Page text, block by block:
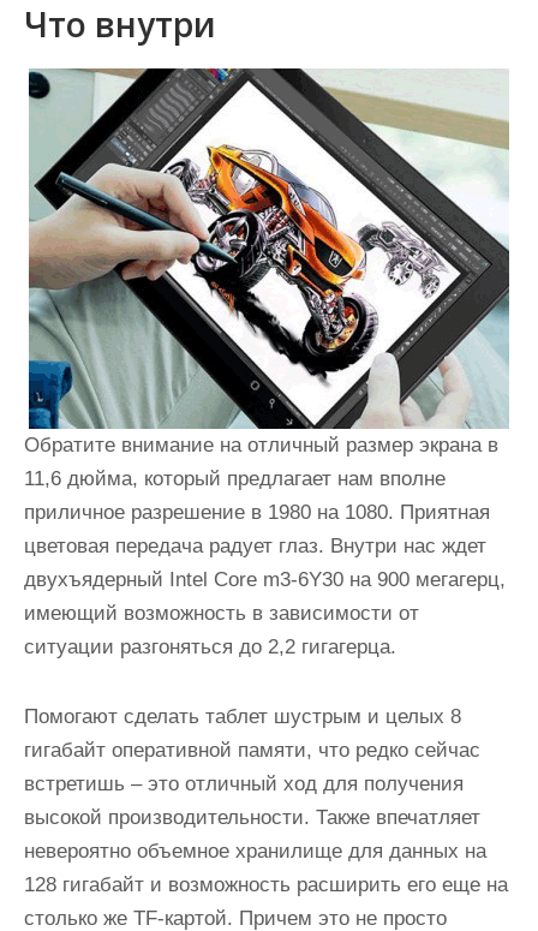
Что внутри
Обратите внимание на отличный размер экрана в
11,6 дюйма, который предлагает нам вполне
приличное разрешение в 1980 на 1080. Приятная
цветовая передача радует глаз. Внутри нас ждет
двухъядерный Intel Core m3-6Y30 на 900 мегагерц,
имеющий возможность в зависимости от
ситуации разгоняться до 2,2 гигагерца.
Помогают сделать таблет шустрым и целых 8
гигабайт оперативной памяти, что редко сейчас
встретишь – это отличный ход для получения
высокой производительности. Также впечатляет
невероятно объемное хранилище для данных на
128 гигабайт и возможность расширить его еще на
столько же TF-картой. Причем это не просто